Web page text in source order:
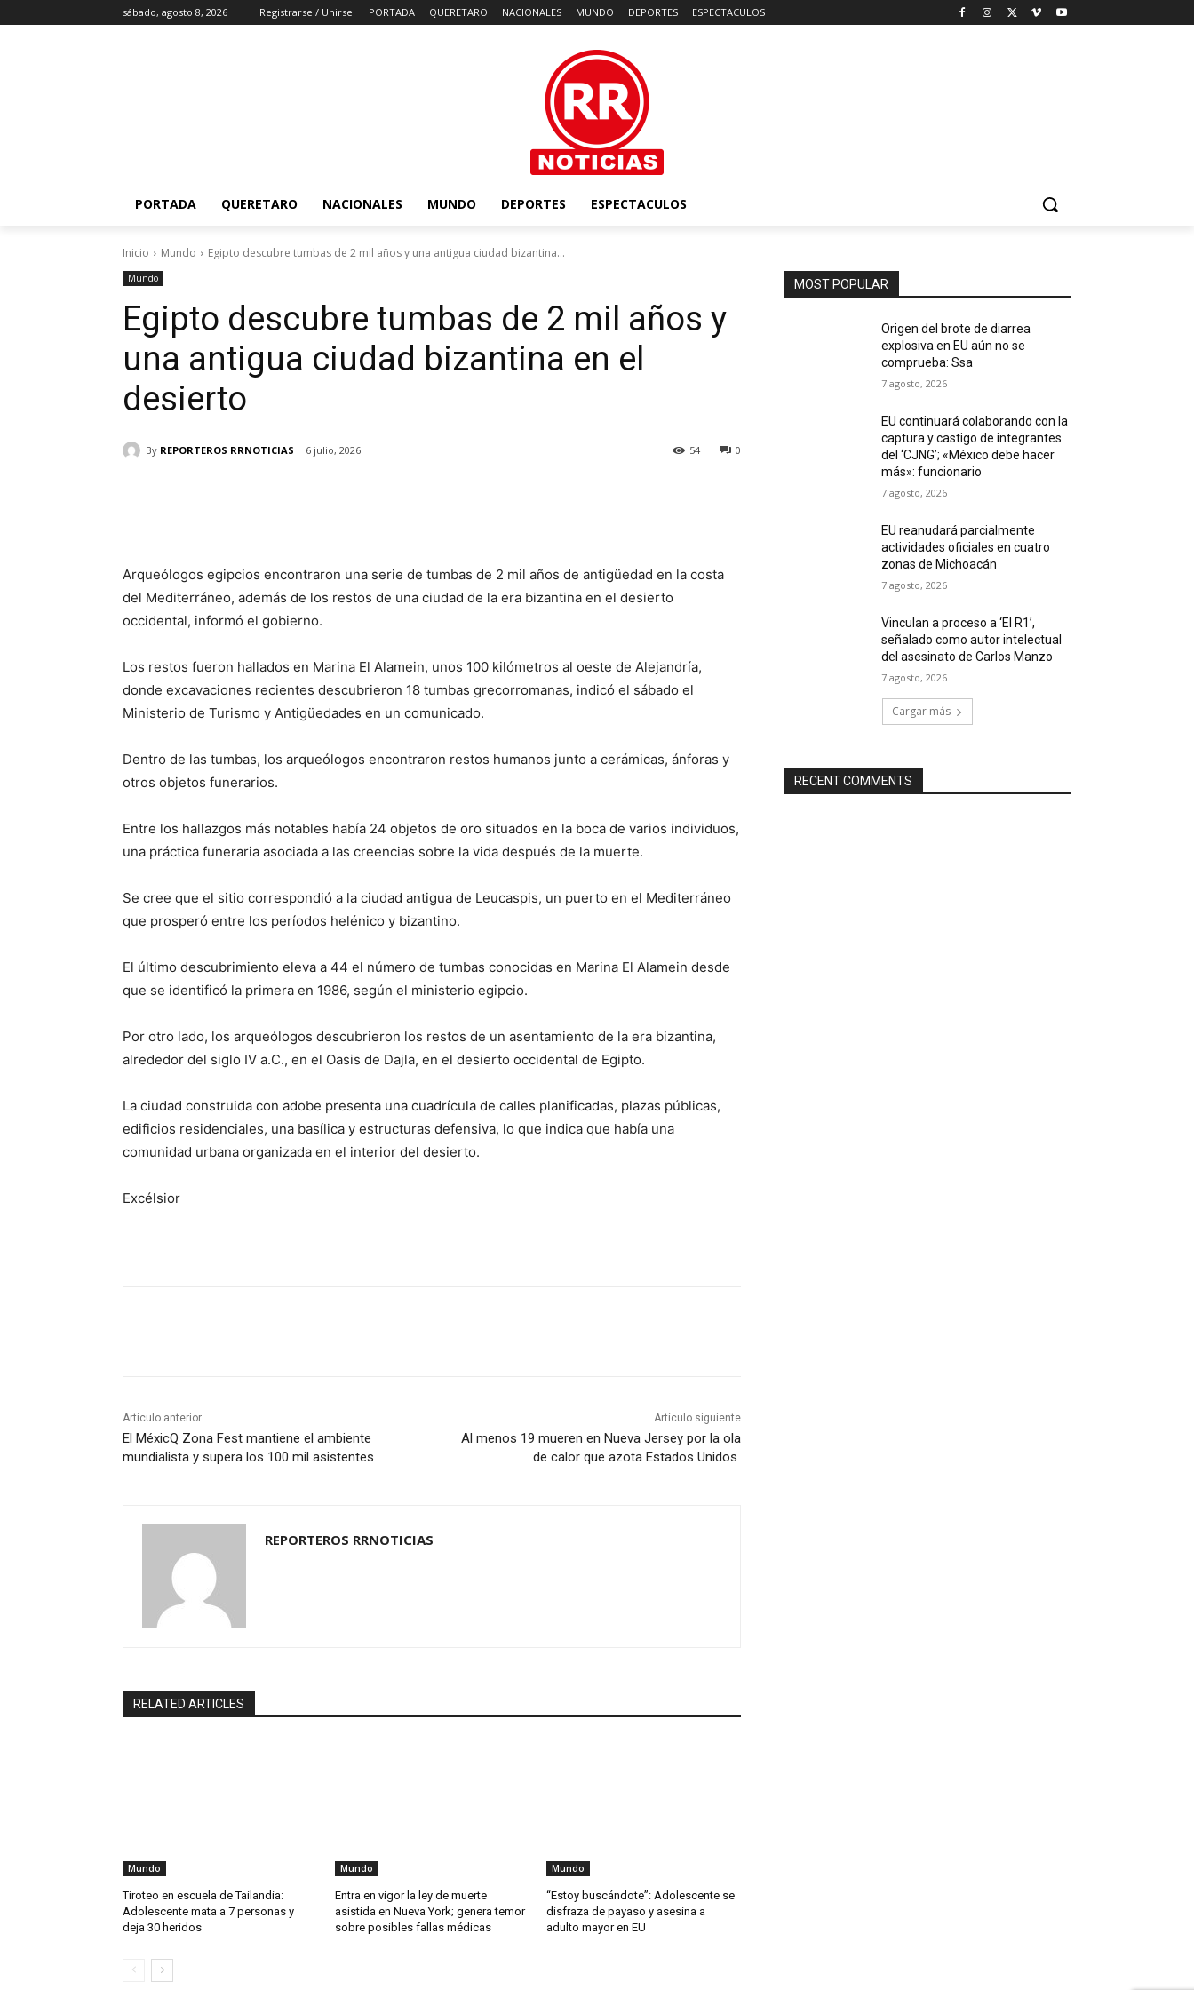
sábado, agosto 8, 2026 Registrarse / Unirse PORTADA QUERETARO NACIONALES MUNDO DEPORTES ESPECTACULOS
PORTADA QUERETARO NACIONALES MUNDO DEPORTES ESPECTACULOS
Inicio Mundo Egipto descubre tumbas de 2 mil años y una antigua ciudad bizantina...
Mundo
Egipto descubre tumbas de 2 mil años y
una antigua ciudad bizantina en el
desierto
By REPORTEROS RRNOTICIAS 6 julio, 2026 0
54
Arqueólogos egipcios encontraron una serie de tumbas de 2 mil años de antigüedad en la costa
del Mediterráneo, además de los restos de una ciudad de la era bizantina en el desierto
occidental, informó el gobierno.
Los restos fueron hallados en Marina El Alamein, unos 100 kilómetros al oeste de Alejandría,
donde excavaciones recientes descubrieron 18 tumbas grecorromanas, indicó el sábado el
Ministerio de Turismo y Antigüedades en un comunicado.
Dentro de las tumbas, los arqueólogos encontraron restos humanos junto a cerámicas, ánforas y
otros objetos funerarios.
Entre los hallazgos más notables había 24 objetos de oro situados en la boca de varios individuos,
una práctica funeraria asociada a las creencias sobre la vida después de la muerte.
Se cree que el sitio correspondió a la ciudad antigua de Leucaspis, un puerto en el Mediterráneo
que prosperó entre los períodos helénico y bizantino.
El último descubrimiento eleva a 44 el número de tumbas conocidas en Marina El Alamein desde
que se identificó la primera en 1986, según el ministerio egipcio.
Por otro lado, los arqueólogos descubrieron los restos de un asentamiento de la era bizantina,
alrededor del siglo IV a.C., en el Oasis de Dajla, en el desierto occidental de Egipto.
La ciudad construida con adobe presenta una cuadrícula de calles planificadas, plazas públicas,
edificios residenciales, una basílica y estructuras defensiva, lo que indica que había una
comunidad urbana organizada en el interior del desierto.
Excélsior
Artículo anterior
El MéxicQ Zona Fest mantiene el ambiente
mundialista y supera los 100 mil asistentes
Artículo siguiente
Al menos 19 mueren en Nueva Jersey por la ola
de calor que azota Estados Unidos
REPORTEROS RRNOTICIAS
RELATED ARTICLES
Mundo
Tiroteo en escuela de Tailandia:
Adolescente mata a 7 personas y
deja 30 heridos
Mundo
Entra en vigor la ley de muerte
asistida en Nueva York; genera temor
sobre posibles fallas médicas
Mundo
“Estoy buscándote”: Adolescente se
disfraza de payaso y asesina a
adulto mayor en EU
MOST POPULAR
Origen del brote de diarrea
explosiva en EU aún no se
comprueba: Ssa
7 agosto, 2026
EU continuará colaborando con la
captura y castigo de integrantes
del ‘CJNG’; «México debe hacer
más»: funcionario
7 agosto, 2026
EU reanudará parcialmente
actividades oficiales en cuatro
zonas de Michoacán
7 agosto, 2026
Vinculan a proceso a ‘El R1’,
señalado como autor intelectual
del asesinato de Carlos Manzo
7 agosto, 2026
Cargar más
RECENT COMMENTS